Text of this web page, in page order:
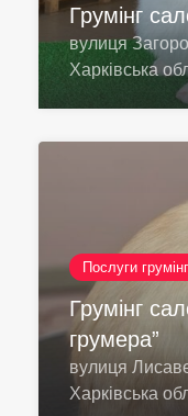
Грумінг
вулиця
Харківська
Послуги
Грумінг
грумера”
вулиця
Харківська